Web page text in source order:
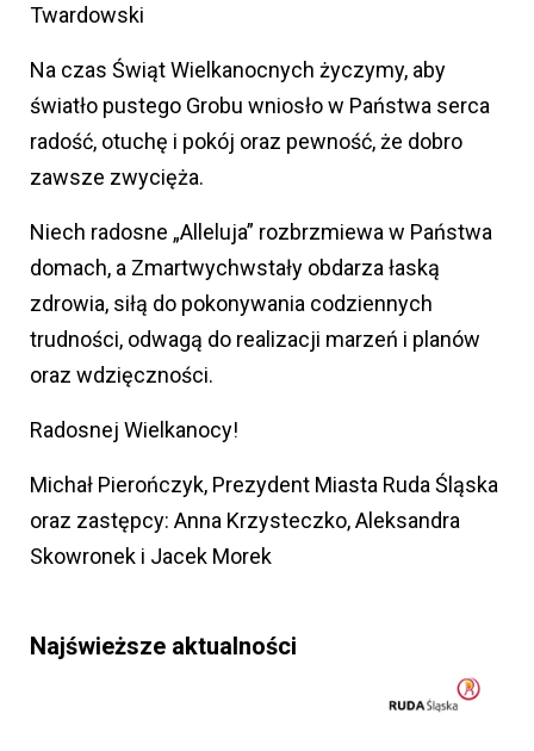
Twardowski
Na czas Świąt Wielkanocnych życzymy, aby
światło pustego Grobu wniosło w Państwa serca
radość, otuchę i pokój oraz pewność, że dobro
zawsze zwycięża.
Niech radosne „Alleluja” rozbrzmiewa w Państwa
domach, a Zmartwychwstały obdarza łaską
zdrowia, siłą do pokonywania codziennych
trudności, odwagą do realizacji marzeń i planów
oraz wdzięczności.
Radosnej Wielkanocy!
Michał Pierończyk, Prezydent Miasta Ruda Śląska
oraz zastępcy: Anna Krzysteczko, Aleksandra
Skowronek i Jacek Morek
Najświeższe aktualności